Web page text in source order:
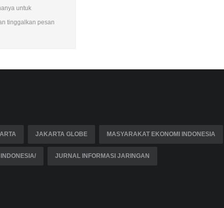
untuk
tinggalkan pesan
JAKARTA GLOBE MASYARAKAT EKONOMI INDONESIA
JURNAL INFORMASI JARINGAN